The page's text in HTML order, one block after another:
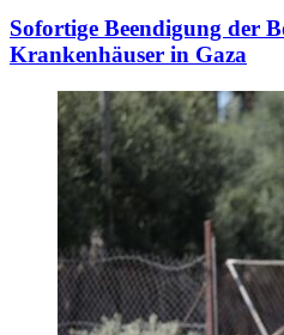
Sofortige Beendigung der
Krankenhäuser in Gaza